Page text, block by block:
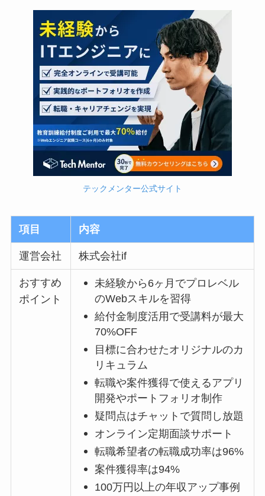
テックメンター公式サイト
項目 内容
運営会社 株式会社if
おすすめ
ポイント
未経験から6ヶ月でプロレベル
のWebスキルを習得
給付金制度活用で受講料が最大
70%OFF
目標に合わせたオリジナルのカ
リキュラム
転職や案件獲得で使えるアプリ
開発やポートフォリオ制作
疑問点はチャットで質問し放題
オンライン定期面談サポート
転職希望者の転職成功率は96%
案件獲得率は94%
100万円以上の年収アップ事例